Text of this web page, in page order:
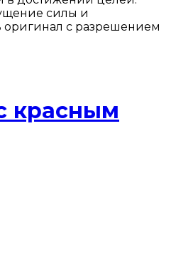
силы и
оригинал с разрешением
красным